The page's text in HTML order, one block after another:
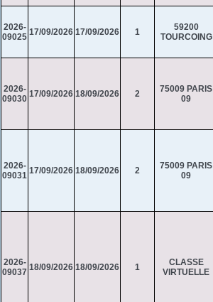
2026-
09025 17/09/2026 17/09/2026 1
59200
TOURCOING
2026-
09030 17/09/2026 18/09/2026 2
75009 PARIS
09
2026-
09031 17/09/2026 18/09/2026 2
75009 PARIS
09
2026-
09037 18/09/2026 18/09/2026 1
CLASSE
VIRTUELLE